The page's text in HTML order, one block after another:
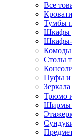
Все
Тумбы
Шкафы
Шкафы-
Комоды
Столы
Пуфы и
Трюмо
Ширмы